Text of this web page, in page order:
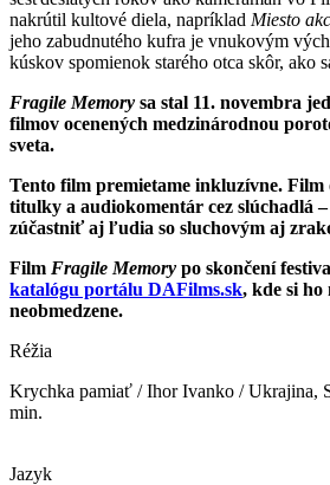
nakrútil kultové diela, napríklad Miesto
jeho zabudnutého kufra je vnukovým
kúskov spomienok starého otca skôr, ako
Fragile Memory sa stal 11. novembra
filmov ocenených medzinárodnou
sveta.
Tento film premietame inkluzívne. Film
titulky a audiokomentár cez slúchadlá
zúčastniť aj ľudia so sluchovým aj
Film Fragile Memory po skončení
katalógu portálu DAFilms.sk, kde si ho
neobmedzene.
Réžia
Krychka pamiať / Ihor Ivanko / Ukrajina,
min.
Jazyk